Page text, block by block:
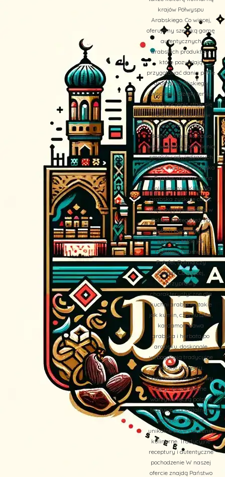
krajów Półwyspu
Arabskiego. Co więcej,
oferujemy szeroką gamę
autentycznych
arabskich produktów,
które pozwalają
przygotować dania pełne
aromatów Bliskiego
Wschodu. Dzięki temu,
każdy przepis staje się
wyjątkową podróżą w
świat orientalnych
doznań, które na nowo
przywołują wspomnienia
smaków odwiedzanych
miejsc. Kuchnia Arabska
– Egzotyczne smaki na
polskim stole Kuchnia
arabska zyskuje coraz
większą popularność w
Polsce. Dlatego też, na
stołach pojawiają się
potrawy takie jak
Hommos (Humus),
Falafel, Dolma czy
Zaatar. Co więcej,
przyprawy
charakterystyczne dla
kuchni arabskiej, takie
jak kumin, czarnuszka,
kardamon, kawa
arabska i herbata po
arabsku, doskonale
wzbogacają tradycyjne
polskie przepisy.
Dodatkowo, oliwki, oliwy,
sery i faszerowane
warzywa łączą polskie
tradycje z orientalnym
smakiem, tworząc
unikalne doświadczenia
kulinarne. Tradycyjne
receptury i autentyczne
pochodzenie W naszej
ofercie znajdą Państwo